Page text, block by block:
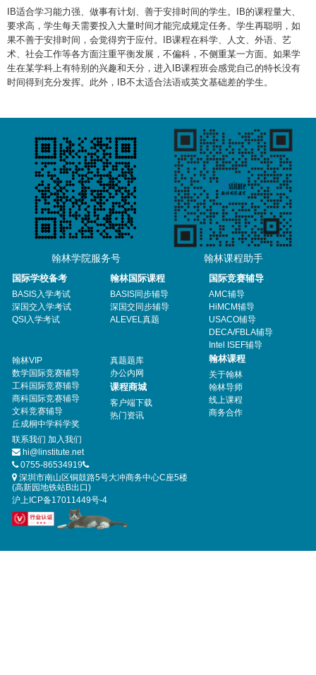
翰林学院服务号 翰林课程助手
国际学校备考
BASIS入学考试
深国交入学考试
QSI入学考试
翰林国际课程
BASIS同步辅导
深国交同步辅导
ALEVEL真题
国际竞赛辅导
AMC辅导
HiMCM辅导
USACO辅导
DECA/FBLA辅导
Intel ISEF辅导
数学国际竞赛辅导
工科国际竞赛辅导
商科国际竞赛辅导
文科竞赛辅导
办公内网
课程商城
客户端下载
热门资讯
关于翰林
翰林导师
线上课程
商务合作
hi@linstitute.net
0755-86534919
深圳市南山区铜鼓路5号大冲商务中心C座5楼
(高新园地铁站B出口)
沪上ICP备17011449号-4